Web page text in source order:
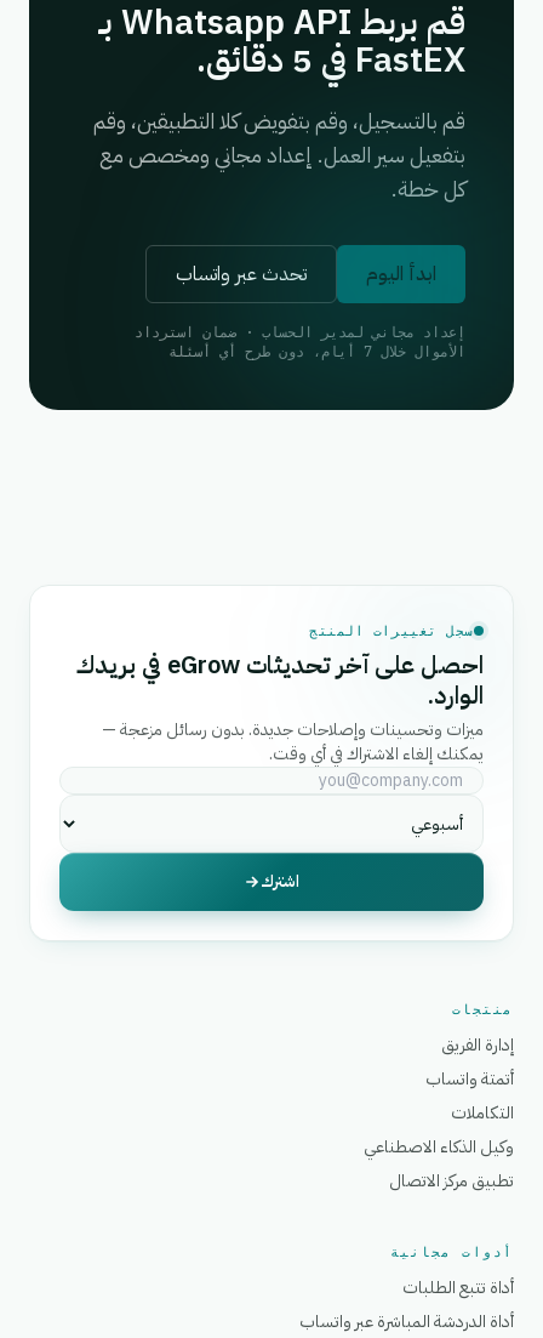
قم بربط Whatsapp API بـ
FastEX في 5 دقائق.
قم بالتسجيل، وقم بتفويض كلا التطبيقين، وقم
بتفعيل سير العمل. إعداد مجاني ومخصص مع
كل خطة.
ابدأ اليوم تحدث عبر واتساب
إعداد مجاني لمدير الحساب · ضمان استرداد
الأموال خلال 7 أيام، دون طرح أي أسئلة
سجل تغييرات المنتج
احصل على آخر تحديثات eGrow في بريدك
الوارد.
ميزات وتحسينات وإصلاحات جديدة. بدون رسائل مزعجة —
يمكنك إلغاء الاشتراك في أي وقت.
اشترك
منتجات
إدارة الفريق
أتمتة واتساب
التكاملات
وكيل الذكاء الاصطناعي
تطبيق مركز الاتصال
أدوات مجانية
أداة تتبع الطلبات
أداة الدردشة المباشرة عبر واتساب